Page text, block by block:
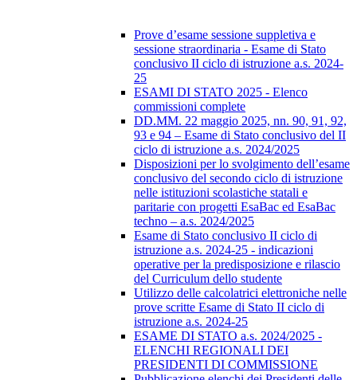
Prove d’esame sessione suppletiva e
sessione straordinaria - Esame di Stato
conclusivo II ciclo di istruzione a.s. 2024-
25
ESAMI DI STATO 2025 - Elenco
commissioni complete
DD.MM. 22 maggio 2025, nn. 90, 91, 92,
93 e 94 – Esame di Stato conclusivo del II
ciclo di istruzione a.s. 2024/2025
Disposizioni per lo svolgimento dell’esame
conclusivo del secondo ciclo di istruzione
nelle istituzioni scolastiche statali e
paritarie con progetti EsaBac ed EsaBac
techno – a.s. 2024/2025
Esame di Stato conclusivo II ciclo di
istruzione a.s. 2024-25 - indicazioni
operative per la predisposizione e rilascio
del Curriculum dello studente
Utilizzo delle calcolatrici elettroniche nelle
prove scritte Esame di Stato II ciclo di
istruzione a.s. 2024-25
ESAME DI STATO a.s. 2024/2025 -
ELENCHI REGIONALI DEI
PRESIDENTI DI COMMISSIONE